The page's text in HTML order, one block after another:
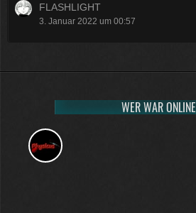
FLASHLIGHT
3. Januar 2022 um 00:57
WER WAR ONLINE